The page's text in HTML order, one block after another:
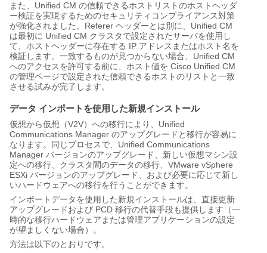
また、Unified CM の信頼できるホストリストのホストヘッダ
ー検証を実現するためのセキュリティコンプライアンス対策
が強化されました。Referer ヘッダーとは別に、Unified CM
は最初に Unified CM クラスタで設定されたサーバを使用し
て、ホストヘッダーに存在する IP アドレスまたはホスト名を
検証します。一致するものが見つからない場合、Unified CM
へのアクセスを許可する前に、ホスト値を Cisco Unified CM
の管理ページで設定された信頼できるホストのリストと一致
させる試みが完了します。
データ インポートを使用した新規インストール
仮想から仮想（V2V）への移行により、Unified
Communications Manager のアップグレードと移行が容易に
なります。同じプロセスで、Unified Communications
Manager バージョンのアップグレード、新しい仮想マシン設
定への移行、クラスタ間のデータの移行、VMware vSphere
ESXi バージョンのアップグレード、および必要に応じて新し
いハードウェアへの移行を行うことができます。
インポートデータを使用した新規インストールは、直接更新
アップグレードおよび PCD 移行の代替手段も提供します（一
時的な移行ハードウェアまたは管理アプリケーションの設定
が望ましくない場合）。
方法は以下のとおりです。